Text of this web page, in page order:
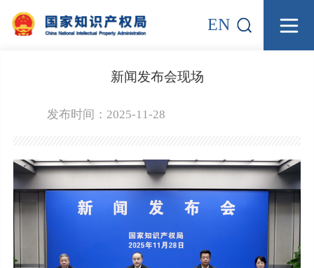
EN
新闻发布会现场
发布时间：2025-11-28